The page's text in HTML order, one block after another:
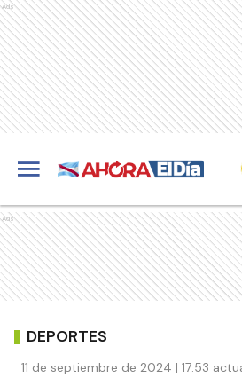
Ads
Ads
DEPORTES
11 de septiembre de 2024 | 17:53